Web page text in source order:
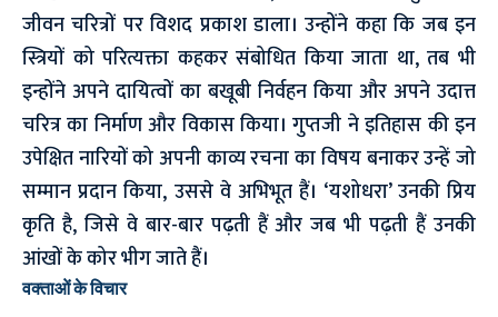
जीवन चरित्रों पर विशद प्रकाश डाला। उन्होंने कहा कि जब इन
स्त्रियों को परित्यक्ता कहकर संबोधित किया जाता था, तब भी
इन्होंने अपने दायित्वों का बखूबी निर्वहन किया और अपने उदात्त
चरित्र का निर्माण और विकास किया। गुप्तजी ने इतिहास की इन
उपेक्षित नारियों को अपनी काव्य रचना का विषय बनाकर उन्हें जो
सम्मान प्रदान किया, उससे वे अभिभूत हैं। ‘यशोधरा’ उनकी प्रिय
कृति है, जिसे वे बार-बार पढ़ती हैं और जब भी पढ़ती हैं उनकी
आंखों के कोर भीग जाते हैं।
वक्ताओं के विचार